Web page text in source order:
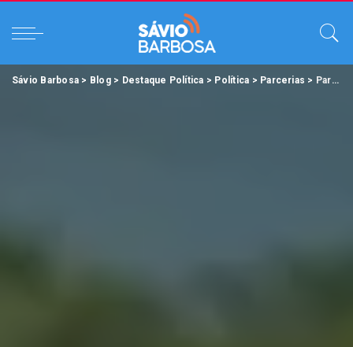
Sávio Barbosa > Blog> Destaque Política > Política > Parcerias > Parceria do Ministério das Cidades com Governo do Pará levará mais água à Região Metropolitana de Belém.